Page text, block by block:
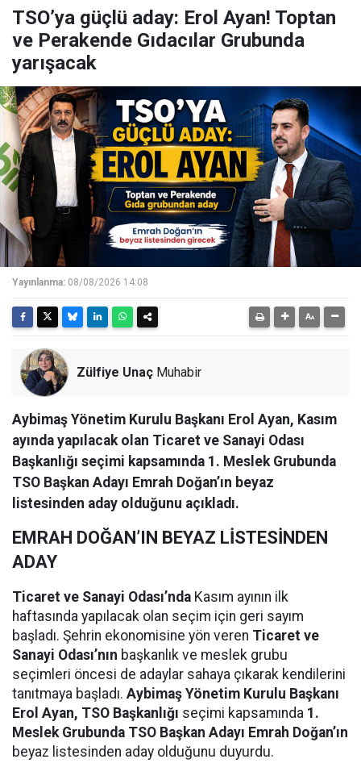
TSO’ya güçlü aday: Erol Ayan! Toptan
ve Perakende Gıdacılar Grubunda
yarışacak
Yayınlanma: 08/08/2026 14:08
Zülfiye Unaç Muhabir
Aybimaş Yönetim Kurulu Başkanı Erol Ayan, Kasım
ayında yapılacak olan Ticaret ve Sanayi Odası
Başkanlığı seçimi kapsamında 1. Meslek Grubunda
TSO Başkan Adayı Emrah Doğan’ın beyaz
listesinden aday olduğunu açıkladı.
EMRAH DOĞAN’IN BEYAZ LİSTESİNDEN
ADAY
Ticaret ve Sanayi Odası’nda Kasım ayının ilk
haftasında yapılacak olan seçim için geri sayım
başladı. Şehrin ekonomisine yön veren Ticaret ve
Sanayi Odası’nın başkanlık ve meslek grubu
seçimleri öncesi de adaylar sahaya çıkarak kendilerini
tanıtmaya başladı. Aybimaş Yönetim Kurulu Başkanı
Erol Ayan, TSO Başkanlığı seçimi kapsamında 1.
Meslek Grubunda TSO Başkan Adayı Emrah Doğan’ın
beyaz listesinden aday olduğunu duyurdu.